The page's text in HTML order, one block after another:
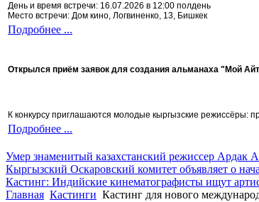
День и время встречи: 16.07.2026 в 12:00 полдень
Место встречи: Дом кино, Логвиненко, 13, Бишкек
Подробнее ...
Открылся приём заявок для создания альманаха "Мой
К конкурсу приглашаются молодые кыргызские режиссёры:
Подробнее ...
Умер знаменитый казахстанский режиссер Ардак
Кыргызский Оскаровский комитет объявляет о
Кастинг: Индийские кинематографисты ищут
Главная Кастинги Кастинг для нового